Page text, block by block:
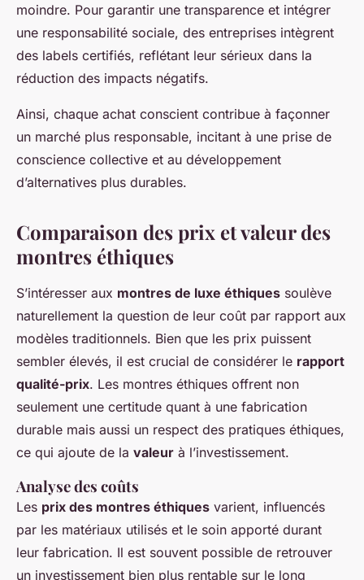
moindre. Pour garantir une transparence et intégrer
une responsabilité sociale, des entreprises intègrent
des labels certifiés, reflétant leur sérieux dans la
réduction des impacts négatifs.
Ainsi, chaque achat conscient contribue à façonner
un marché plus responsable, incitant à une prise de
conscience collective et au développement
d’alternatives plus durables.
Comparaison des prix et valeur des
montres éthiques
S’intéresser aux montres de luxe éthiques soulève
naturellement la question de leur coût par rapport aux
modèles traditionnels. Bien que les prix puissent
sembler élevés, il est crucial de considérer le rapport
qualité-prix. Les montres éthiques offrent non
seulement une certitude quant à une fabrication
durable mais aussi un respect des pratiques éthiques,
ce qui ajoute de la valeur à l’investissement.
Analyse des coûts
Les prix des montres éthiques varient, influencés
par les matériaux utilisés et le soin apporté durant
leur fabrication. Il est souvent possible de retrouver
un investissement bien plus rentable sur le long